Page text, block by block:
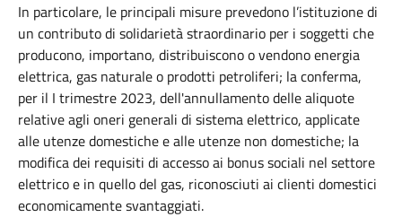
In particolare, le principali misure prevedono l’istituzione di
un contributo di solidarietà straordinario per i soggetti che
producono, importano, distribuiscono o vendono energia
elettrica, gas naturale o prodotti petroliferi; la conferma,
per il I trimestre 2023, dell'annullamento delle aliquote
relative agli oneri generali di sistema elettrico, applicate
alle utenze domestiche e alle utenze non domestiche; la
modifica dei requisiti di accesso ai bonus sociali nel settore
elettrico e in quello del gas, riconosciuti ai clienti domestici
economicamente svantaggiati.